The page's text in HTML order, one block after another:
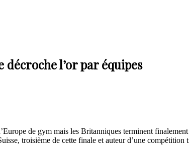
décroche l’or par équipes
de gym mais les Britanniques terminent
troisième de cette finale et auteur d’une